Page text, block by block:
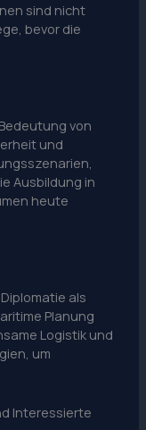
sind nicht
bevor die
von
und
Ausbildung in
heute
als
Planung
Logistik und
um
Interessierte